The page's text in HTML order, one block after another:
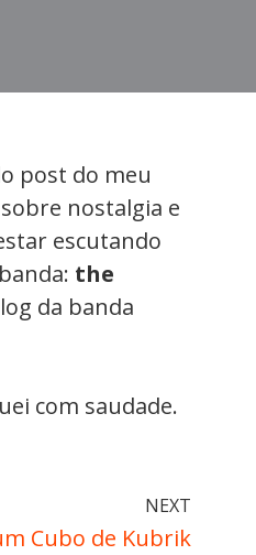
post do meu
sobre nostalgia e
escutando
the
da banda
com saudade.
NEXT
Cubo de Kubrik